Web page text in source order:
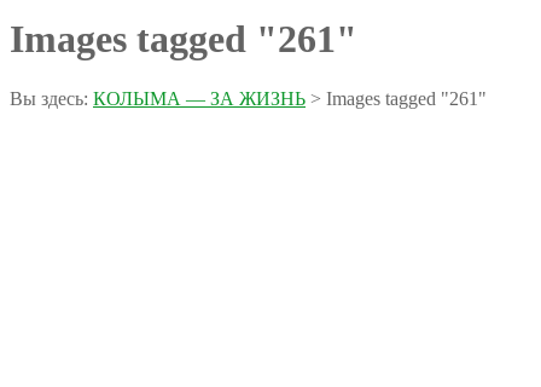
Images tagged "261"
Вы здесь: КОЛЫМА — ЗА ЖИЗНЬ > Images tagged "261"